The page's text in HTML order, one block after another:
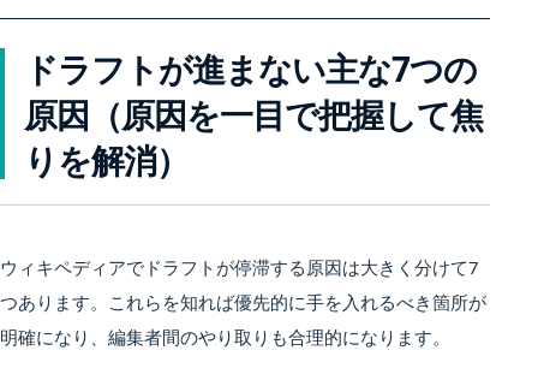
ドラフトが進まない主な7つの
原因（原因を一目で把握して焦
りを解消）
ウィキペディアでドラフトが停滞する原因は大きく分けて7
つあります。これらを知れば優先的に手を入れるべき箇所が
明確になり、編集者間のやり取りも合理的になります。